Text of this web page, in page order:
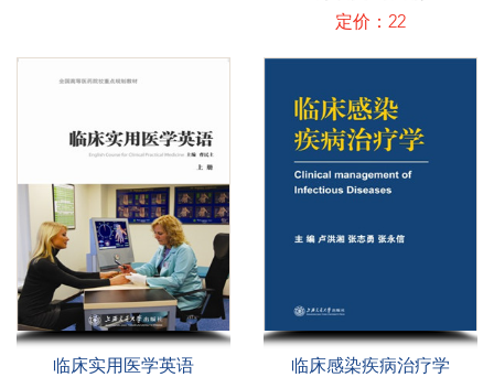
定价：22
临床实用医学英语 临床感染疾病治疗学